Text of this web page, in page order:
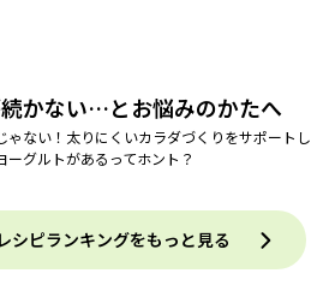
かない…とお悩みのかたへ
ゃない！太りにくいカラダづくりをサポートし
ーグルトがあるってホント？
シピランキングをもっと見る